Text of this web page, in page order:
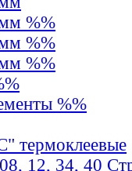
%%
%%
%%
%%
термоклеевые
12, 34, 40